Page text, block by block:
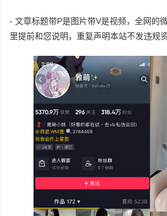
- 文章标题带P是图片带V是视频，全网的
里提前和您说明，重复声明本站不发违规